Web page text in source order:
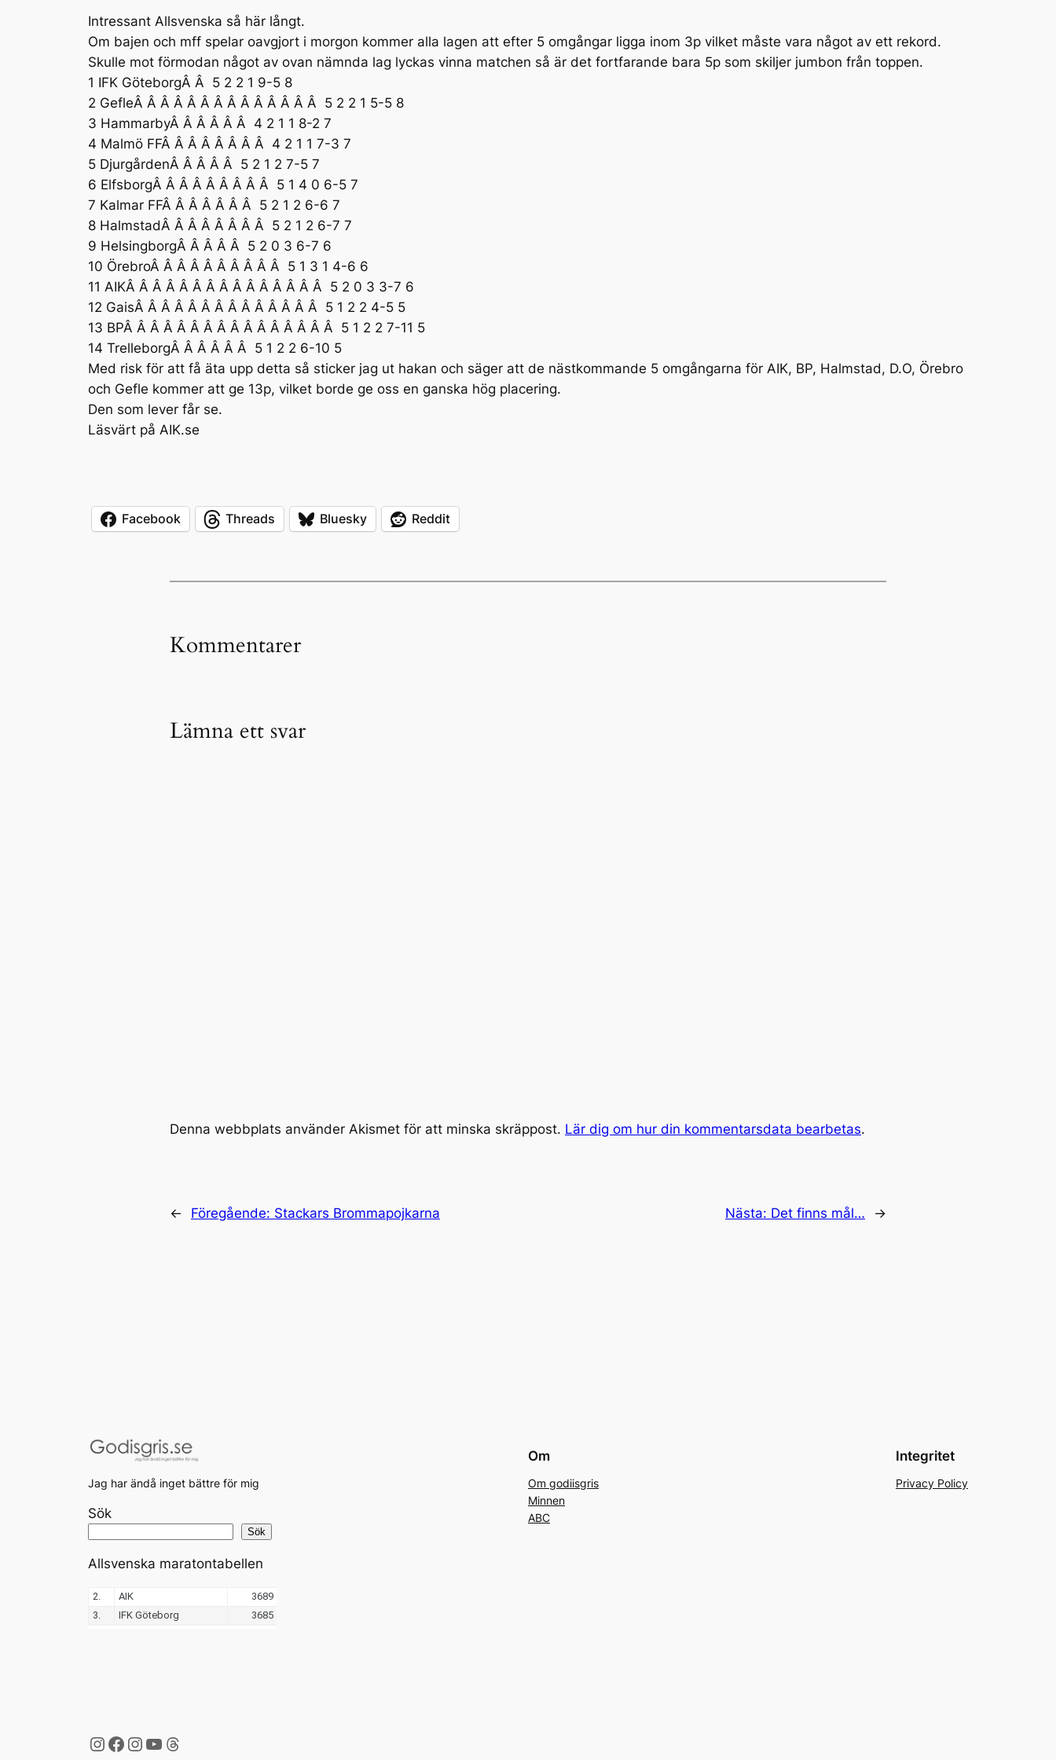
Intressant Allsvenska så här långt.
Om bajen och mff spelar oavgjort i morgon kommer alla lagen att efter 5 omgångar ligga inom 3p vilket måste vara något av ett rekord.
Skulle mot förmodan något av ovan nämnda lag lyckas vinna matchen så är det fortfarande bara 5p som skiljer jumbon från toppen.
1 IFK GöteborgÂ Â 5 2 2 1 9-5 8
2 GefleÂ Â Â Â Â Â Â Â Â Â Â Â Â Â 5 2 2 1 5-5 8
3 HammarbyÂ Â Â Â Â Â 4 2 1 1 8-2 7
4 Malmö FFÂ Â Â Â Â Â Â Â 4 2 1 1 7-3 7
5 DjurgårdenÂ Â Â Â Â 5 2 1 2 7-5 7
6 ElfsborgÂ Â Â Â Â Â Â Â Â 5 1 4 0 6-5 7
7 Kalmar FFÂ Â Â Â Â Â Â 5 2 1 2 6-6 7
8 HalmstadÂ Â Â Â Â Â Â Â 5 2 1 2 6-7 7
9 HelsingborgÂ Â Â Â Â 5 2 0 3 6-7 6
10 ÖrebroÂ Â Â Â Â Â Â Â Â Â 5 1 3 1 4-6 6
11 AIKÂ Â Â Â Â Â Â Â Â Â Â Â Â Â Â 5 2 0 3 3-7 6
12 GaisÂ Â Â Â Â Â Â Â Â Â Â Â Â Â 5 1 2 2 4-5 5
13 BPÂ Â Â Â Â Â Â Â Â Â Â Â Â Â Â Â 5 1 2 2 7-11 5
14 TrelleborgÂ Â Â Â Â Â 5 1 2 2 6-10 5
Med risk för att få äta upp detta så sticker jag ut hakan och säger att de nästkommande 5 omgångarna för AIK, BP, Halmstad, D.O, Örebro
och Gefle kommer att ge 13p, vilket borde ge oss en ganska hög placering.
Den som lever får se.
Läsvärt på AIK.se
Facebook Threads Bluesky Reddit
Kommentarer
Lämna ett svar
Denna webbplats använder Akismet för att minska skräppost. Lär dig om hur din kommentarsdata bearbetas.
← Föregående: Stackars Brommapojkarna Nästa: Det finns mål… →
Jag har ändå inget bättre för mig
Sök
Sök
Om
Om godiisgris
Minnen
ABC
Integritet
Privacy Policy
Allsvenska maratontabellen
Instagram
Facebook
Instagram
YouTube
Threads